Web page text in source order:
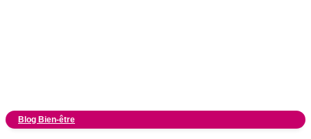
Blog Bien-être